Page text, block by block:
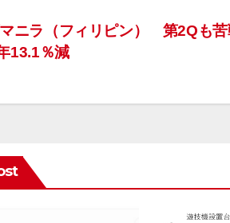
ニラ（フィリピン） 第2Qも
13.1％減